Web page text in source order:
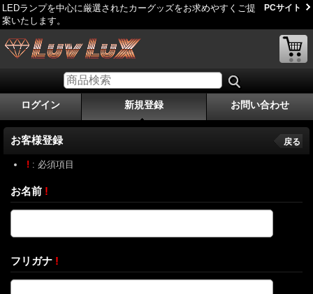
LEDランプを中心に厳選されたカーグッズをお求めやすくご提
案いたします。
PCサイト
ログイン 新規登録 お問い合わせ
お客様登録 戻る
! : 必須項目
お名前 !
フリガナ !